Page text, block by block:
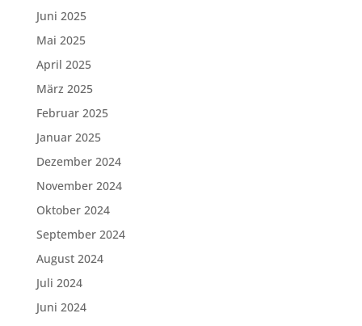
Juni 2025
Mai 2025
April 2025
März 2025
Februar 2025
Januar 2025
Dezember 2024
November 2024
Oktober 2024
September 2024
August 2024
Juli 2024
Juni 2024